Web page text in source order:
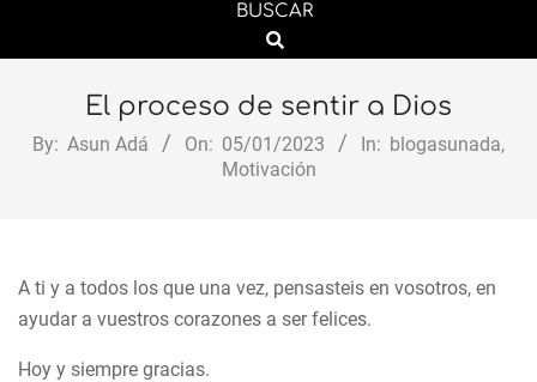
BUSCAR
Search
El proceso de sentir a Dios
By: Asun Adá On: 05/01/2023 In: blogasunada,
Motivación
A ti y a todos los que una vez, pensasteis en vosotros, en
ayudar a vuestros corazones a ser felices.
Hoy y siempre gracias.